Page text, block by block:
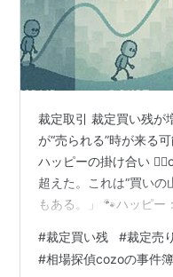
に）低くして、その他
トリスク、その他の非
とりにいくようなポジ
んでいる。厳密なリス
ド売買も統計的裁定取
それは広義に解し過ぎ
為替取引の場合、異な
ずれを利用して収益を
価格変動において、同
方を買い、割高な方を
る取引のこと（理論上
裁定取引 裁定買い残が
が“売られる”時が来る
ハッピーの掛け合い
超えた。これは“買いの
もある。」 🐾ハッピー
株をたくさん買ってる
ために持ってる”ってこ
#裁定買い残 #裁定売
#相場探偵cozoの事件簿